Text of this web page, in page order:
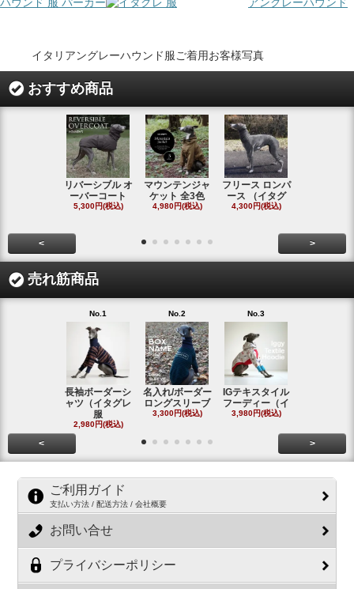
イタリアングレーハウンド服ご着用お客様写真
おすすめ商品
リバーシブル オ
ーバーコート
5,300円(税込)
マウンテンジャ
ケット 全3色
4,980円(税込)
フリース ロンパ
ース （イタグ
4,300円(税込)
< >
売れ筋商品
No.1
長袖ボーダーシ
ャツ（イタグレ
服
2,980円(税込)
No.2
名入れ/ボーダー
ロングスリーブ
3,300円(税込)
No.3
IGテキスタイル
フーディー（イ
3,980円(税込)
< >
ご利用ガイド
支払い方法 / 配送方法 / 会社概要
お問い合せ
プライバシーポリシー